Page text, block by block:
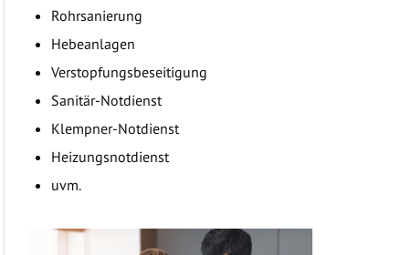
Rohrsanierung
Hebeanlagen
Verstopfungsbeseitigung
Sanitär-Notdienst
Klempner-Notdienst
Heizungsnotdienst
uvm.